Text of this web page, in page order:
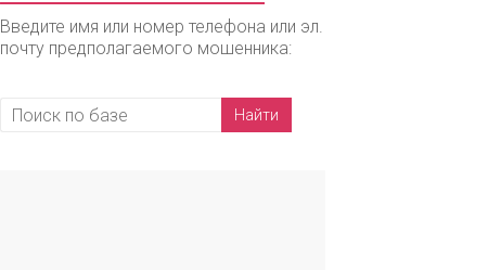
Введите имя или номер телефона или эл.
почту предполагаемого мошенника: